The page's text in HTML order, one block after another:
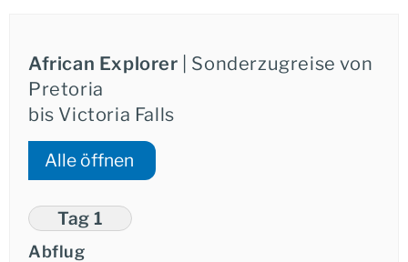
African Explorer | Sonderzugreise von
Pretoria
bis Victoria Falls
Alle öffnen
Tag 1
Abflug